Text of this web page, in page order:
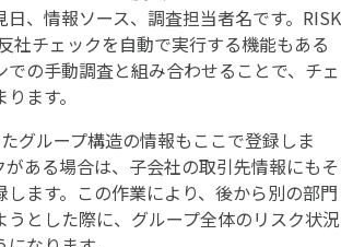
、情報ソース、調査担当者名です。RISK
社チェックを自動で実行する機能もある
での手動調査と組み合わせることで、チェ
ます。
グループ構造の情報もここで登録しま
がある場合は、子会社の取引先情報にもそ
します。この作業により、後から別の部門
とした際に、グループ全体のリスク状況